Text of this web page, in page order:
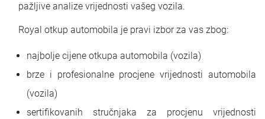
pažljive analize vrijednosti vašeg vozila.
Royal otkup automobila je pravi izbor za vas zbog:
najbolje cijene otkupa automobila (vozila)
brze i profesionalne procjene vrijednosti automobila
(vozila)
sertifikovanih stručnjaka za procjenu vrijednosti